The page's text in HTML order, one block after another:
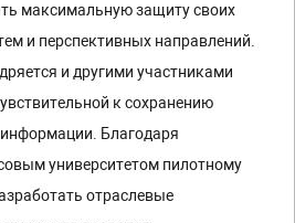
максимальную защиту своих
и перспективных направлений.
и другими участниками
к сохранению
Благодаря
университетом пилотному
отраслевые